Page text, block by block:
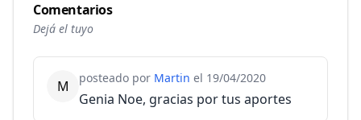
Comentarios
Dejá el tuyo
M posteado por Martin el 19/04/2020
Genia Noe, gracias por tus aportes